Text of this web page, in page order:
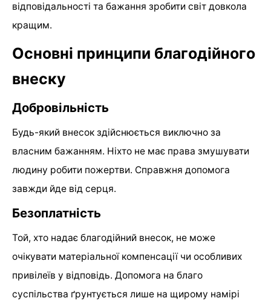
відповідальності та бажання зробити світ довкола
кращим.
Основні принципи благодійного
внеску
Добровільність
Будь-який внесок здійснюється виключно за
власним бажанням. Ніхто не має права змушувати
людину робити пожертви. Справжня допомога
завжди йде від серця.
Безоплатність
Той, хто надає благодійний внесок, не може
очікувати матеріальної компенсації чи особливих
привілеїв у відповідь. Допомога на благо
суспільства ґрунтується лише на щирому намірі